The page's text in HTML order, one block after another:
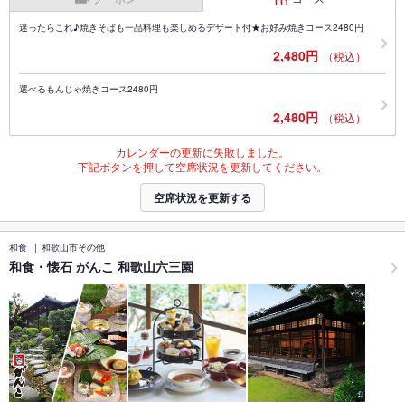
迷ったらこれ♪焼きそばも一品料理も楽しめるデザート付★お好み焼きコース2480円
2,480円 （税込）
選べるもんじゃ焼きコース2480円
2,480円 （税込）
カレンダーの更新に失敗しました。
下記ボタンを押して空席状況を更新してください。
空席状況を更新する
和食 和歌山市その他
和食・懐石 がんこ 和歌山六三園